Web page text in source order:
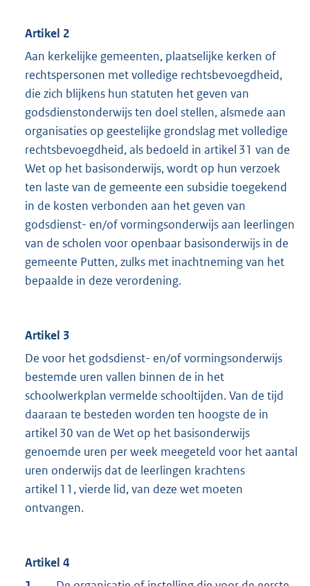
Artikel 2
Aan kerkelijke gemeenten, plaatselijke kerken of
rechtspersonen met volledige rechtsbevoegdheid,
die zich blijkens hun statuten het geven van
godsdienstonderwijs ten doel stellen, alsmede aan
organisaties op geestelijke grondslag met volledige
rechtsbevoegdheid, als bedoeld in artikel 31 van de
Wet op het basisonderwijs, wordt op hun verzoek
ten laste van de gemeente een subsidie toegekend
in de kosten verbonden aan het geven van
godsdienst- en/of vormingsonderwijs aan leerlingen
van de scholen voor openbaar basisonderwijs in de
gemeente Putten, zulks met inachtneming van het
bepaalde in deze verordening.
Artikel 3
De voor het godsdienst- en/of vormingsonderwijs
bestemde uren vallen binnen de in het
schoolwerkplan vermelde schooltijden. Van de tijd
daaraan te besteden worden ten hoogste de in
artikel 30 van de Wet op het basisonderwijs
genoemde uren per week meegeteld voor het aantal
uren onderwijs dat de leerlingen krachtens
artikel 11, vierde lid, van deze wet moeten
ontvangen.
Artikel 4